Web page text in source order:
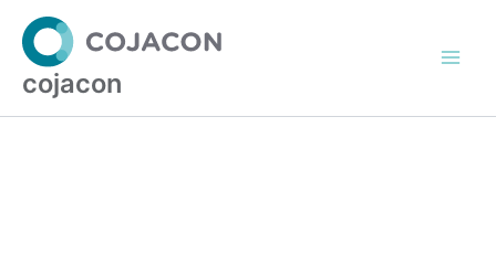
Inhalt
springen
cojacon